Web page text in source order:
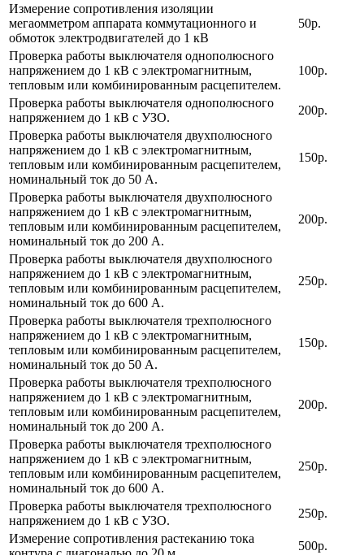
Измерение сопротивления изоляции
мегаомметром аппарата коммутационного и
обмоток электродвигателей до 1 кВ
50р.
Проверка работы выключателя однополюсного
напряжением до 1 кВ с электромагнитным,
тепловым или комбинированным расцепителем.
100р.
Проверка работы выключателя однополюсного
напряжением до 1 кВ с УЗО.
200р.
Проверка работы выключателя двухполюсного
напряжением до 1 кВ с электромагнитным,
тепловым или комбинированным расцепителем,
номинальный ток до 50 А.
150р.
Проверка работы выключателя двухполюсного
напряжением до 1 кВ с электромагнитным,
тепловым или комбинированным расцепителем,
номинальный ток до 200 А.
200р.
Проверка работы выключателя двухполюсного
напряжением до 1 кВ с электромагнитным,
тепловым или комбинированным расцепителем,
номинальный ток до 600 А.
250р.
Проверка работы выключателя трехполюсного
напряжением до 1 кВ с электромагнитным,
тепловым или комбинированным расцепителем,
номинальный ток до 50 А.
150р.
Проверка работы выключателя трехполюсного
напряжением до 1 кВ с электромагнитным,
тепловым или комбинированным расцепителем,
номинальный ток до 200 А.
200р.
Проверка работы выключателя трехполюсного
напряжением до 1 кВ с электромагнитным,
тепловым или комбинированным расцепителем,
номинальный ток до 600 А.
250р.
Проверка работы выключателя трехполюсного
напряжением до 1 кВ с УЗО.
250р.
Измерение сопротивления растеканию тока
500р.